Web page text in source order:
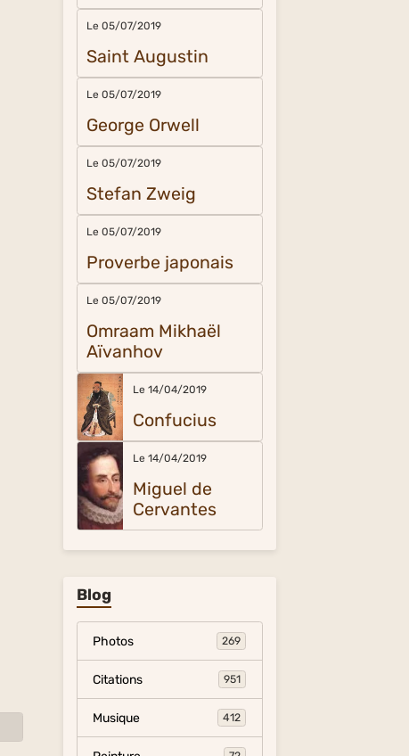
Le 05/07/2019
Saint Augustin
Le 05/07/2019
George Orwell
Le 05/07/2019
Stefan Zweig
Le 05/07/2019
Proverbe japonais
Le 05/07/2019
Omraam Mikhaël
Aïvanhov
Le 14/04/2019
Confucius
Le 14/04/2019
Miguel de
Cervantes
Blog
Photos 269
Citations 951
Musique 412